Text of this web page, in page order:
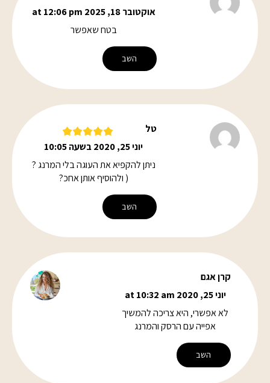
אוקטובר 18, 2025 at 12:06 pm
בטח שאפשר
השב
טל
יוני 25, 2020 בשעה 10:05
ניתן להקפיא את העוגה בלי המרנג ?
( ולהוסיף אותן אחכ?
השב
קרן אגם
יוני 25, 2020 at 10:32 am
לא אפשרי, היא צריכה להמשיך
אפייה עם הרסק והמרנג
השב